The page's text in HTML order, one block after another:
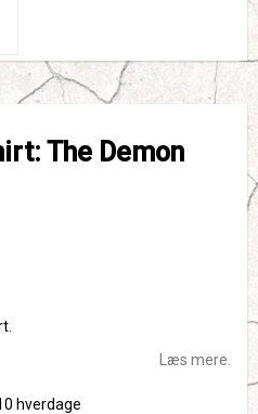
The Demon
Læs mere.
hverdage